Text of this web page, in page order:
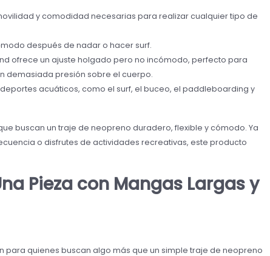
y comodidad necesarias para realizar cualquier tipo de
después de nadar o hacer surf.
ofrece un ajuste holgado pero no incómodo, perfecto para
demasiada presión sobre el cuerpo.
acuáticos, como el surf, el buceo, el paddleboarding y
buscan un traje de neopreno duradero, flexible y cómodo. Ya
o disfrutes de actividades recreativas, este producto
Pieza con Mangas Largas y
para quienes buscan algo más que un simple traje de neopreno